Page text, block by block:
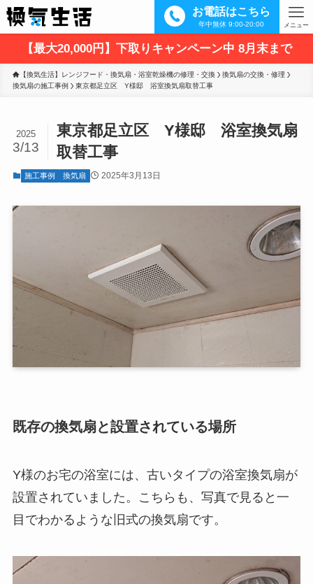
お電話はこちら
年中無休 9:00-20:00 メニュー
【最大20,000円】下取りキャンペーン中 8月末まで
【換気生活】レンジフード・換気扇・浴室乾燥機の修理・交換
換気扇の交換・修理
換気扇の施工事例
東京都足立区　Y様邸　浴室換気扇取替工事
東京都足立区 Y様邸 浴室換気扇
取替工事
2025
3/13
施工事例 換気扇 2025年3月13日
既存の換気扇と設置されている場所
Y様のお宅の浴室には、古いタイプの浴室換気扇が
設置されていました。こちらも、写真で見ると一
目でわかるような旧式の換気扇です。